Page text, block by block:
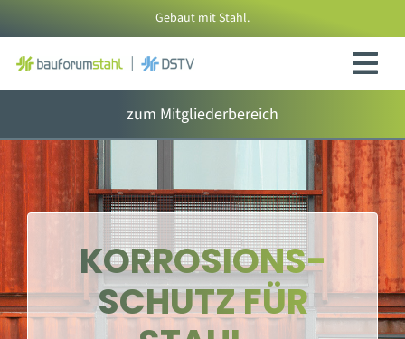
Inhalt
springen
Gebaut mit Stahl.
zum Mitgliederbereich
KORROSIONS­
SCHUTZ FÜR